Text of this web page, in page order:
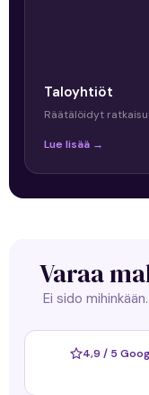
Taloyhtiöt
Räätälöidyt
Lue lisää →
Varaa
Ei sido
4,9 / 5